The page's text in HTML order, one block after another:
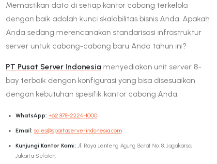
Memastikan data di setiap kantor cabang terkelola
dengan baik adalah kunci skalabilitas bisnis Anda. Apakah
Anda sedang merencanakan standarisasi infrastruktur
server untuk cabang-cabang baru Anda tahun ini?
PT Pusat Server Indonesia menyediakan unit server 8-
bay terbaik dengan konfigurasi yang bisa disesuaikan
dengan kebutuhan spesifik kantor cabang Anda.
WhatsApp: +62 878-2224-1000
Email: sales@spartaserverindonesia.com
Kunjungi Kantor Kami: Jl. Raya Lenteng Agung Barat No. 8, Jagakarsa,
Jakarta Selatan.